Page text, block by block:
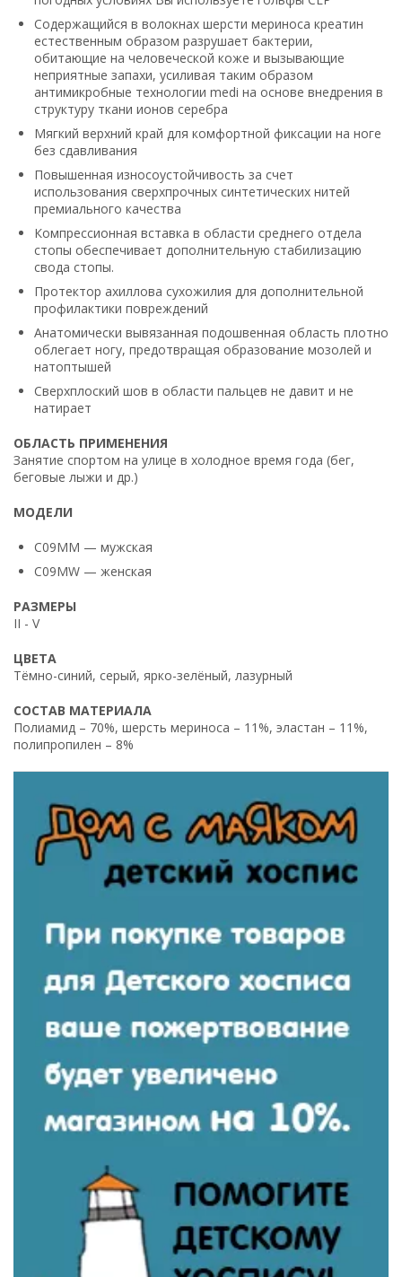
Содержащийся в волокнах шерсти мериноса креатин
естественным образом разрушает бактерии,
обитающие на человеческой коже и вызывающие
неприятные запахи, усиливая таким образом
антимикробные технологии medi на основе внедрения в
структуру ткани ионов серебра
Мягкий верхний край для комфортной фиксации на ноге
без сдавливания
Повышенная износоустойчивость за счет
использования сверхпрочных синтетических нитей
премиального качества
Компрессионная вставка в области среднего отдела
стопы обеспечивает дополнительную стабилизацию
свода стопы.
Протектор ахиллова сухожилия для дополнительной
профилактики повреждений
Анатомически вывязанная подошвенная область плотно
облегает ногу, предотвращая образование мозолей и
натоптышей
Сверхплоский шов в области пальцев не давит и не
натирает
ОБЛАСТЬ ПРИМЕНЕНИЯ
Занятие спортом на улице в холодное время года (бег,
беговые лыжи и др.)
МОДЕЛИ
C09MM — мужская
C09MW — женская
РАЗМЕРЫ
II - V
ЦВЕТА
Тёмно-синий, серый, ярко-зелёный, лазурный
СОСТАВ МАТЕРИАЛА
Полиамид – 70%, шерсть мериноса – 11%, эластан – 11%,
полипропилен – 8%